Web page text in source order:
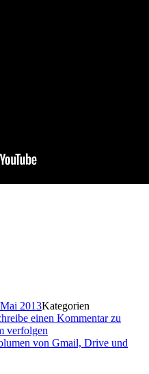
2013Kategorien
einen Kommentarzu
verfolgen